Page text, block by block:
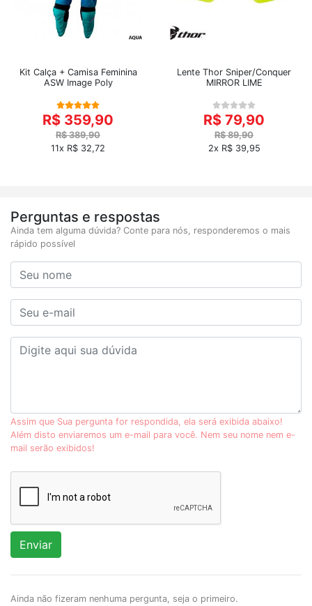
Kit Calça + Camisa Feminina
ASW Image Poly
R$ 359,90
R$ 389,90
11x R$ 32,72
Lente Thor Sniper/Conquer
MIRROR LIME
R$ 79,90
R$ 89,90
2x R$ 39,95
Perguntas e respostas
Ainda tem alguma dúvida? Conte para nós, responderemos o mais
rápido possível
Assim que Sua pergunta for respondida, ela será exibida abaixo!
Além disto enviaremos um e-mail para você. Nem seu nome nem e-
mail serão exibidos!
Enviar
Ainda não fizeram nenhuma pergunta, seja o primeiro.